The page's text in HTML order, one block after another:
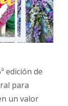
edición de
para
un valor